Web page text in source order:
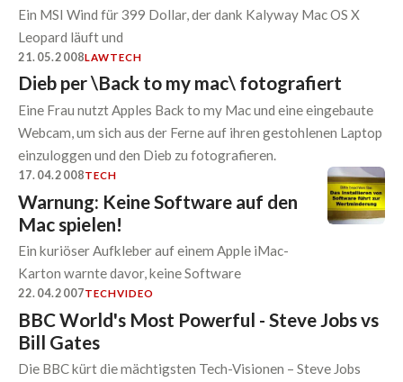
Ein MSI Wind für 399 Dollar, der dank Kalyway Mac OS X
Leopard läuft und
21.05.2008LAWTECH
Dieb per \Back to my mac\ fotografiert
Eine Frau nutzt Apples Back to my Mac und eine eingebaute
Webcam, um sich aus der Ferne auf ihren gestohlenen Laptop
einzuloggen und den Dieb zu fotografieren.
17.04.2008TECH
Warnung: Keine Software auf den
Mac spielen!
Ein kuriöser Aufkleber auf einem Apple iMac-
Karton warnte davor, keine Software
22.04.2007TECHVIDEO
BBC World's Most Powerful - Steve Jobs vs
Bill Gates
Die BBC kürt die mächtigsten Tech-Visionen – Steve Jobs